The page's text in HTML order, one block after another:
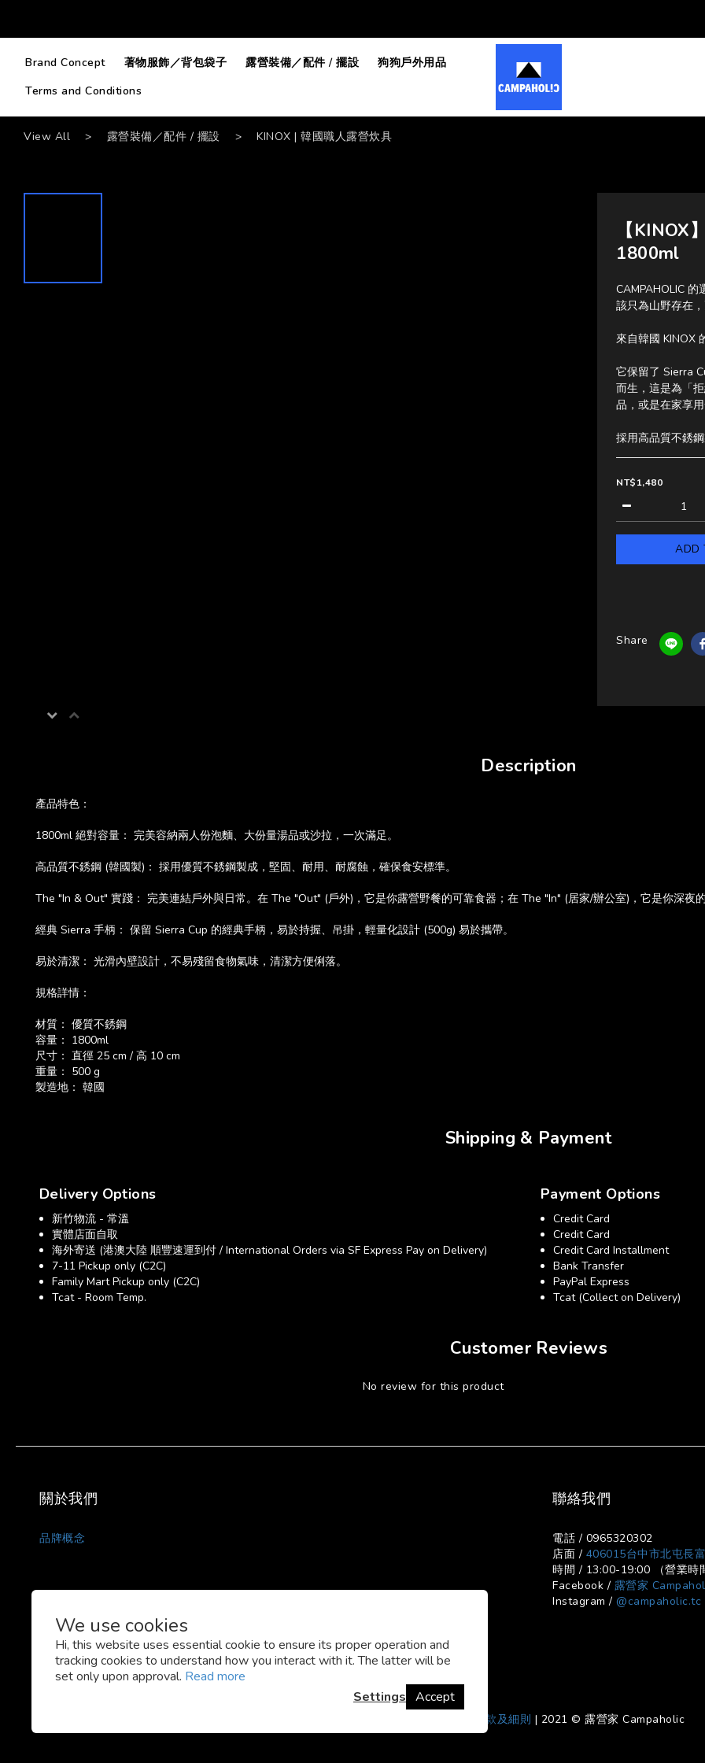
We use cookies
Hi, this website uses essential cookie to ensure its proper operation and
tracking cookies to understand how you interact with it. The latter will be
set only upon approval. Read more
Settings Accept
Brand Concept 著物服飾／背包袋子 露營裝備／配件 / 擺設
狗狗戶外用品
Terms and Conditions
View All > 露營裝備／配件 / 擺設 > KINOX | 韓國職人露營炊具
【KINOX
1800ml
CAMPAHOLIC
該只為山野存在
來自韓國 KINOX
它保留了 Sierra
而生，這是為「
品，或是在家享
採用高品質不銹
NT$1,480
ADD
Share
Description
產品特色：
1800ml 絕對容量： 完美容納兩人份泡麵、大份量湯品或沙拉，一次滿足。
高品質不銹鋼 (韓國製)： 採用優質不銹鋼製成，堅固、耐用、耐腐蝕，確保食安標準。
The "In & Out" 實踐： 完美連結戶外與日常。在 The "Out" (戶外)，它是你露營野餐的可靠食器；在 The "In" (居家/辦公室)，它是你深夜的
經典 Sierra 手柄： 保留 Sierra Cup 的經典手柄，易於持握、吊掛，輕量化設計 (500g) 易於攜帶。
易於清潔： 光滑內壁設計，不易殘留食物氣味，清潔方便俐落。
規格詳情：
材質： 優質不銹鋼
容量： 1800ml
尺寸： 直徑 25 cm / 高 10 cm
重量： 500 g
製造地： 韓國
Shipping & Payment
Delivery Options
新竹物流 - 常溫
實體店面自取
海外寄送 (港澳大陸 順豐速運到付 / International Orders via SF Express Pay on Delivery)
7-11 Pickup only (C2C)
Family Mart Pickup only (C2C)
Tcat - Room Temp.
Payment Options
Credit Card
Credit Card
Credit Card Installment
Bank Transfer
PayPal Express
Tcat (Collect on Delivery)
Customer Reviews
No review for this product
關於我們
品牌概念
聯絡我們
電話 / 0965320302
店面 / 406015台中市北屯長
時間 / 13:00-19:00 （營業時
Facebook / 露營家
Instagram / @campaholic.tc
條款及細則 | 2021 © 露營家 Campaholic